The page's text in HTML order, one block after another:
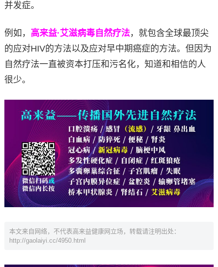
并发症。
例如， 高来益·艾滋病毒自然疗法，就包含全球最顶尖
的应对HIV的方法以及应对早中期癌症的方法。但因为
自然疗法一直被资本打压和污名化，知道和相信的人
很少。
本文来自网络，不代表高来益健康网立场，转载请注明出处：
http://gaolaiyi.cc/4950.html